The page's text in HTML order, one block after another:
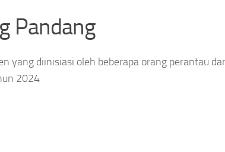
Pandang
yang diinisiasi oleh beberapa orang perantau
2024